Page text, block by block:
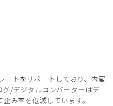
ートをサポートしており、内蔵
グ/デジタルコンバーターはデ
み率を低減しています。